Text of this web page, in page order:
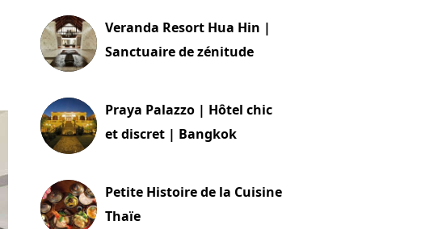
Veranda Resort Hua Hin |
Sanctuaire de zénitude
Praya Palazzo | Hôtel chic
et discret | Bangkok
Petite Histoire de la Cuisine
Thaïe